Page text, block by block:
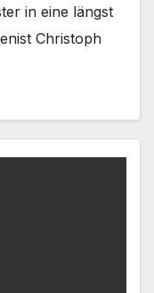
in eine längst
Christoph